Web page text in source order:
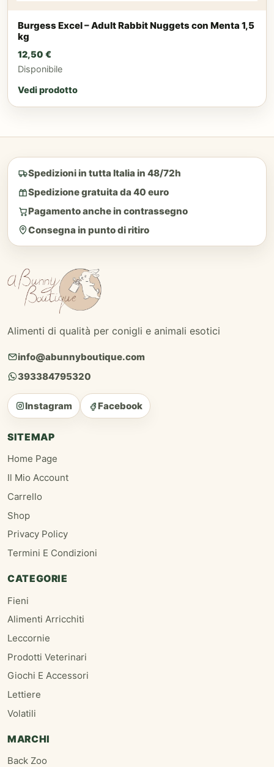
Burgess Excel – Adult Rabbit Nuggets con Menta 1,5
kg
12,50 €
Disponibile
Vedi prodotto
Spedizioni in tutta Italia in 48/72h
Spedizione gratuita da 40 euro
Pagamento anche in contrassegno
Consegna in punto di ritiro
Alimenti di qualità per conigli e animali esotici
info@abunnyboutique.com
393384795320
Instagram Facebook
SITEMAP
Home Page
Il Mio Account
Carrello
Shop
Privacy Policy
Termini E Condizioni
CATEGORIE
Fieni
Alimenti Arricchiti
Leccornie
Prodotti Veterinari
Giochi E Accessori
Lettiere
Volatili
MARCHI
Back Zoo